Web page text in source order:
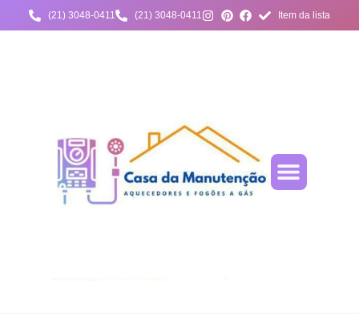
(21) 3048-0411 (21) 3048-0411 Item da lista